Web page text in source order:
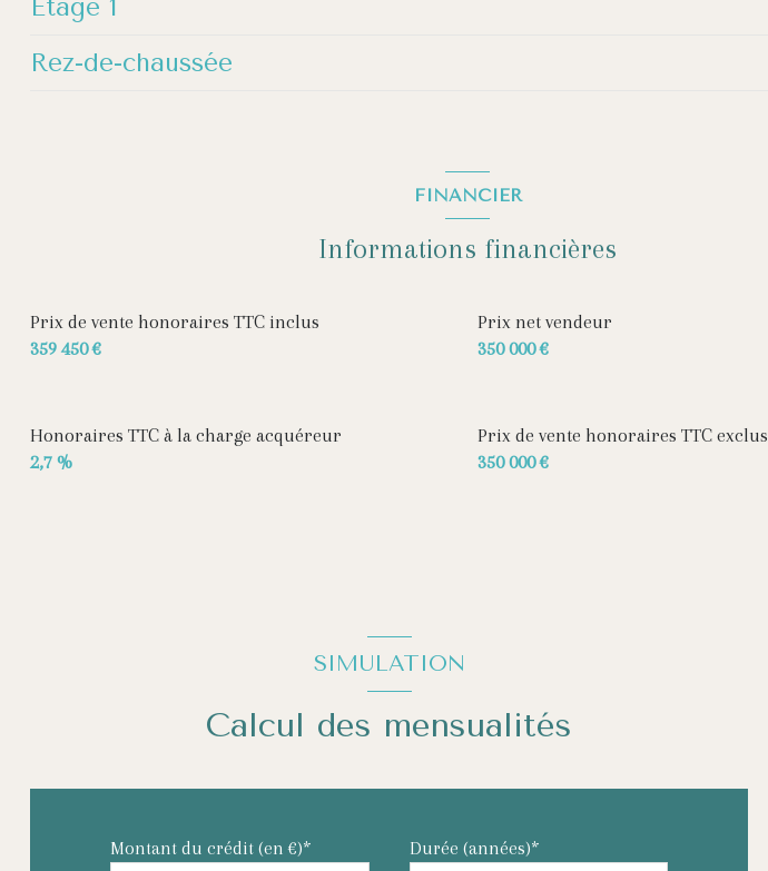
Etage 1
chambre
Rez-de-chaussée
salon/sejour
FINANCIER
Informations financières
Prix de vente honoraires TTC inclus
359 450 €
Prix net vendeur
350 000 €
Prix de vente honoraires TTC exclus
350 000 €
Honoraires TTC à la charge acquéreur
2,7 %
SIMULATION
Calcul des mensualités
Montant du crédit (en €)* Durée (années)*